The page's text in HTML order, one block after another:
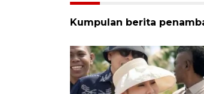
Kumpulan berita